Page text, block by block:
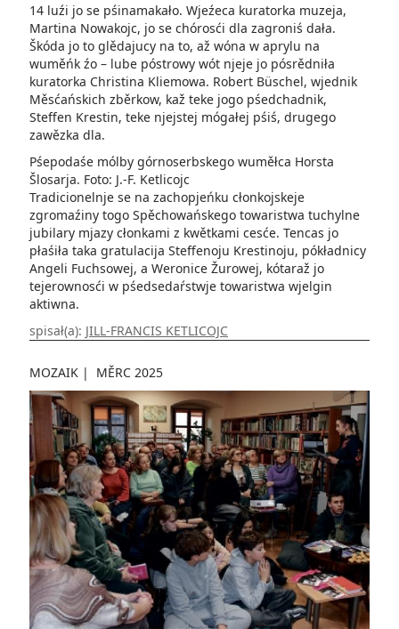
14 luźi jo se pśinamakało. Wjeźeca kuratorka muzeja,
Martina Nowakojc, jo se chórosći dla zagroniś dała.
Škóda jo to glědajucy na to, až wóna w aprylu na
wuměńk źo – lube póstrowy wót njeje jo pósrědniła
kuratorka Christina Kliemowa. Robert Büschel, wjednik
Měsćańskich zběrkow, kaž teke jogo pśedchadnik,
Steffen Krestin, teke njejstej mógałej pśiś, drugego
zawězka dla.
Pśepodaśe mólby górnoserbskego wuměłca Horsta
Šlosarja. Foto: J.-F. Ketlicojc
Tradicionelnje se na zachopjeńku cłonkojskeje
zgromaźiny togo Spěchowańskego towaristwa tuchylne
jubilary mjazy cłonkami z kwětkami cesće. Tencas jo
płaśiła taka gratulacija Steffenoju Krestinoju, pókładnicy
Angeli Fuchsowej, a Weronice Žurowej, kótaraž jo
tejerownosći w pśedsedaŕstwje towaristwa wjelgin
aktiwna.
spisał(a): JILL-FRANCIS KETLICOJC
MOZAIK | MĚRC 2025